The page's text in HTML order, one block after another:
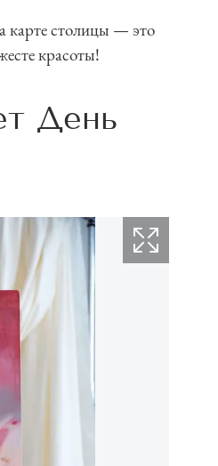
карте столицы — это
красоты!
День